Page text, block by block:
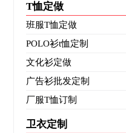
T恤定做
班服T恤定做
POLO衫t恤定制
文化衫定做
广告衫批发定制
厂服T恤订制
卫衣定制